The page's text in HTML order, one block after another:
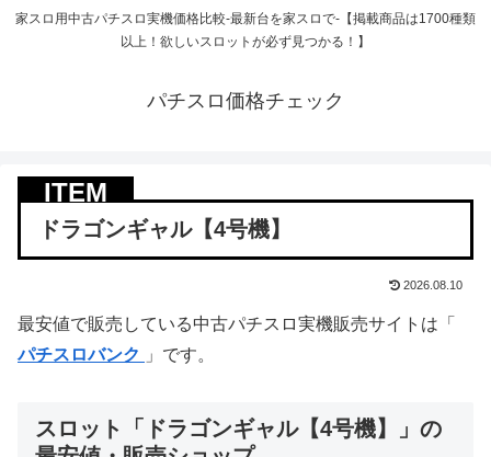
家スロ用中古パチスロ実機価格比較-最新台を家スロで-【掲載商品は1700種類
以上！欲しいスロットが必ず見つかる！】
パチスロ価格チェック
ドラゴンギャル【4号機】
2026.08.10
最安値で販売している中古パチスロ実機販売サイトは「
パチスロバンク
」です。
スロット「ドラゴンギャル【4号機】」の